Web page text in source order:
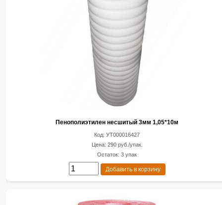
Пенополиэтилен несшитый 3мм 1,05*10м
Код: УТ000016427
Цена: 290 руб./упак.
Остаток: 3 упак
Добавить в корзину